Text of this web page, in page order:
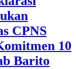
CPNS
10
Barito